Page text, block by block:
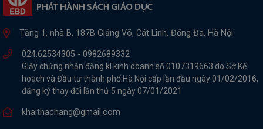
Tầng 1, nhà B, 187B Giảng Võ, Cát Linh, Đống Đa, Hà Nội
024.62534305 - 0982689332
Giấy chứng nhận đăng kí kinh doanh số 0107319663 do Sở Kế
hoach và Đầu tư thành phố Hà Nội cấp lần đầu ngày 01/02/2016,
đăng ký thay đổi lần thứ 5 ngày 07/01/2021
khaithachang@gmail.com